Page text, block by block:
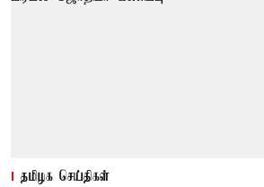
தமிழக செய்திகள்